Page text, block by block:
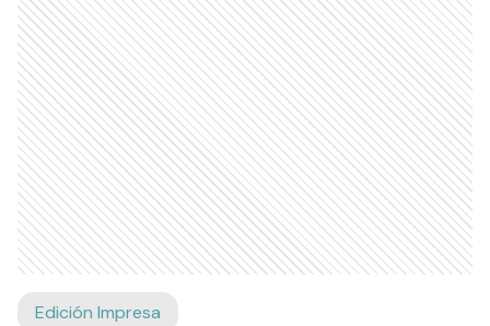
Edición Impresa